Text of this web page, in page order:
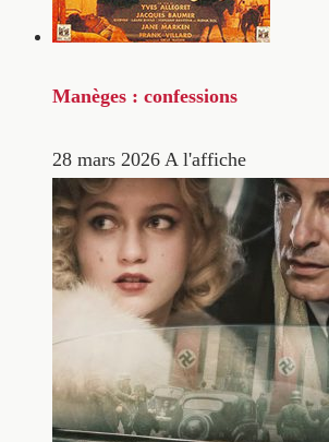
Manèges : confessions
28 mars 2026 A l'affiche